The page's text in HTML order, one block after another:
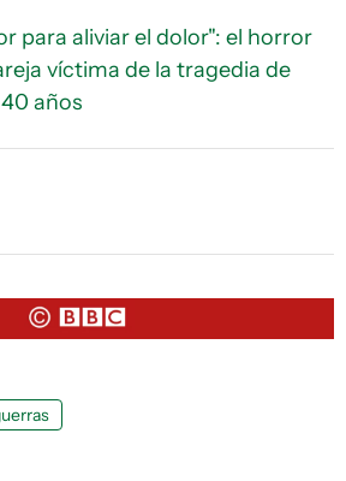
para aliviar el dolor": el horror
víctima de la tragedia de
años